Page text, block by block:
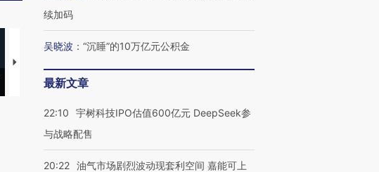
【推广】走进第四届链博
会，让数智科技“链”接产
续加码
吴晓波 ： “沉睡”的10万亿元公积金
最新文章
22:10
宇树科技IPO估值600亿元 DeepSeek参
与战略配售
20:22 油气市场剧烈波动现套利空间 嘉能可上